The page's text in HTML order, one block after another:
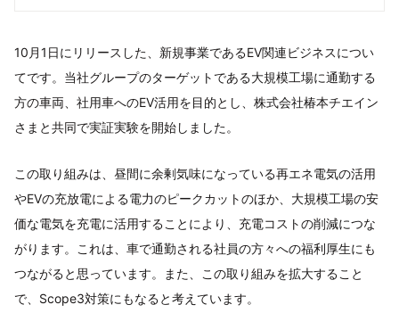
10月1日にリリースした、新規事業であるEV関連ビジネスについ
てです。当社グループのターゲットである大規模工場に通勤する
方の車両、社用車へのEV活用を目的とし、株式会社椿本チエイン
さまと共同で実証実験を開始しました。
この取り組みは、昼間に余剰気味になっている再エネ電気の活用
やEVの充放電による電力のピークカットのほか、大規模工場の安
価な電気を充電に活用することにより、充電コストの削減につな
がります。これは、車で通勤される社員の方々への福利厚生にも
つながると思っています。また、この取り組みを拡大すること
で、Scope3対策にもなると考えています。